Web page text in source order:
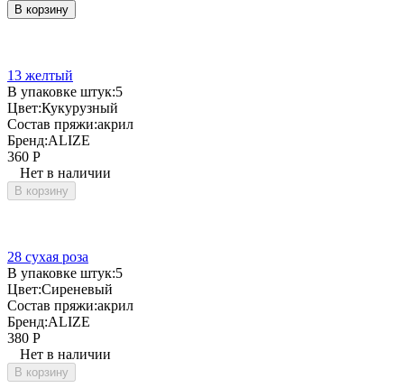
В корзину
13 желтый
В упаковке штук:5
Цвет:Кукурузный
Состав пряжи:акрил
Бренд:ALIZE
360 Р
Нет в наличии
В корзину
28 сухая роза
В упаковке штук:5
Цвет:Сиреневый
Состав пряжи:акрил
Бренд:ALIZE
380 Р
Нет в наличии
В корзину